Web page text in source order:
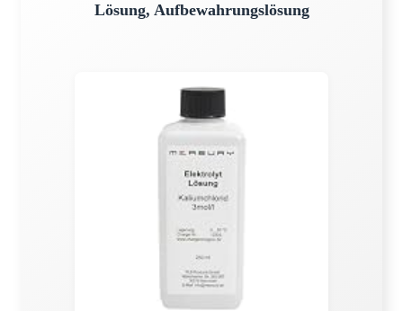
Lösung, Aufbewahrungslösung